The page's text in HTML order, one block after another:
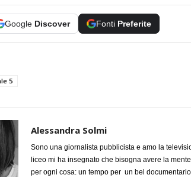
Google Discover Fonti Preferite
5
Alessandra Solmi
Sono una giornalista pubblicista e amo la
liceo mi ha insegnato che bisogna avere la
per ogni cosa: un tempo per un bel